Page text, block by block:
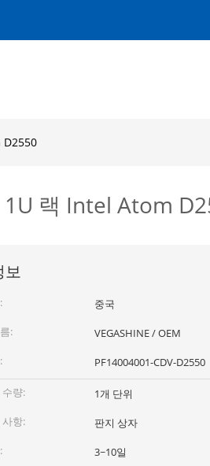
D2550
1U 랙 Intel Atom
보
중국
:
VEGASHINE / OEM
PF14004001-CDV-D2550
수량:
1개 단위
사항:
판지 상자
3~10일